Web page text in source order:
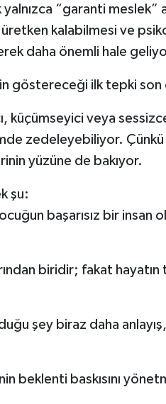
“garanti meslek”
kalabilmesi ve
daha önemli hale
göstereceği ilk tepki
küçümseyici veya
zedeleyebiliyor.
yüzüne de bakıyor.
şu:
başarısız bir insan
biridir; fakat hayatın
şey biraz daha
beklenti baskısını